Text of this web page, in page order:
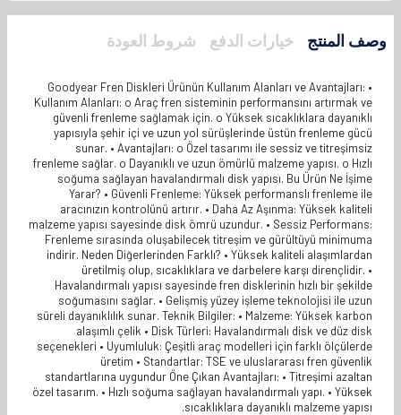
وصف المنتج خيارات الدفع شروط العودة
Goodyear Fren Diskleri Ürünün Kullanım Alanları ve Avantajları: •
Kullanım Alanları: o Araç fren sisteminin performansını artırmak ve
güvenli frenleme sağlamak için. o Yüksek sıcaklıklara dayanıklı
yapısıyla şehir içi ve uzun yol sürüşlerinde üstün frenleme gücü
sunar. • Avantajları: o Özel tasarımı ile sessiz ve titreşimsiz
frenleme sağlar. o Dayanıklı ve uzun ömürlü malzeme yapısı. o Hızlı
soğuma sağlayan havalandırmalı disk yapısı. Bu Ürün Ne İşime
Yarar? • Güvenli Frenleme: Yüksek performanslı frenleme ile
aracınızın kontrolünü artırır. • Daha Az Aşınma: Yüksek kaliteli
malzeme yapısı sayesinde disk ömrü uzundur. • Sessiz Performans:
Frenleme sırasında oluşabilecek titreşim ve gürültüyü minimuma
indirir. Neden Diğerlerinden Farklı? • Yüksek kaliteli alaşımlardan
üretilmiş olup, sıcaklıklara ve darbelere karşı dirençlidir. •
Havalandırmalı yapısı sayesinde fren disklerinin hızlı bir şekilde
soğumasını sağlar. • Gelişmiş yüzey işleme teknolojisi ile uzun
süreli dayanıklılık sunar. Teknik Bilgiler: • Malzeme: Yüksek karbon
alaşımlı çelik • Disk Türleri: Havalandırmalı disk ve düz disk
seçenekleri • Uyumluluk: Çeşitli araç modelleri için farklı ölçülerde
üretim • Standartlar: TSE ve uluslararası fren güvenlik
standartlarına uygundur Öne Çıkan Avantajları: • Titreşimi azaltan
özel tasarım. • Hızlı soğuma sağlayan havalandırmalı yapı. • Yüksek
sıcaklıklara dayanıklı malzeme yapısı.